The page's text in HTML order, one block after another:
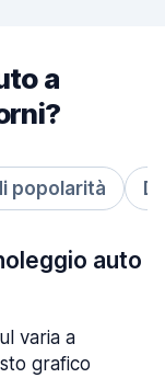
a
popolarità
auto
varia a
grafico